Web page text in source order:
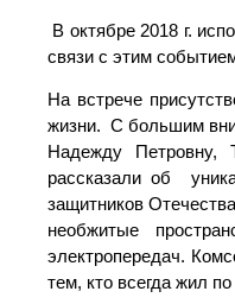
В октябре 2018 г.
связи с этим
На встрече
жизни. С большим
Надежду Петровну,
рассказали об
защитников
необжитые
электропередач.
тем, кто всегда жил